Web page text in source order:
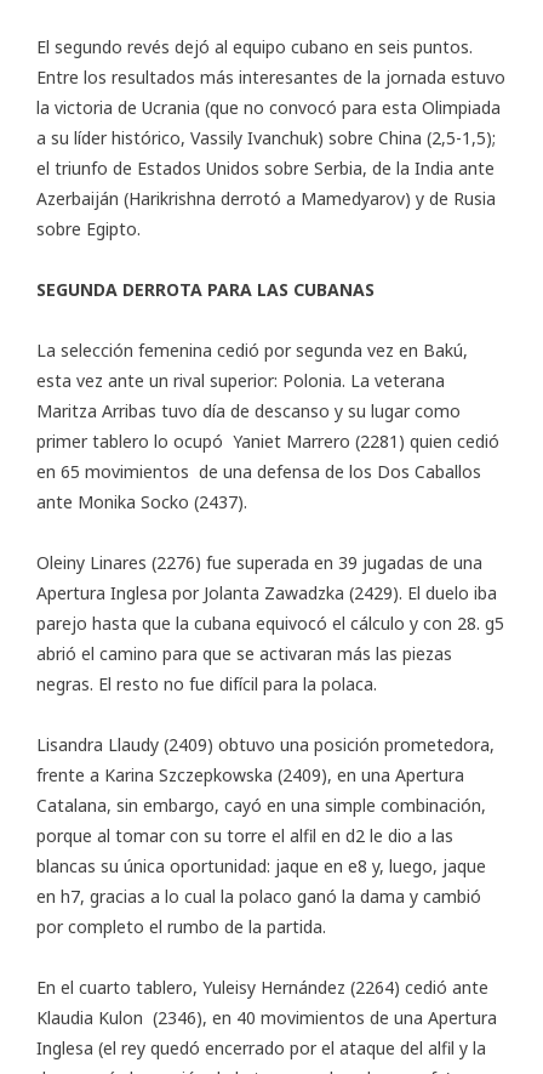
El segundo revés dejó al equipo cubano en seis puntos.
Entre los resultados más interesantes de la jornada estuvo
la victoria de Ucrania (que no convocó para esta Olimpiada
a su líder histórico, Vassily Ivanchuk) sobre China (2,5-1,5);
el triunfo de Estados Unidos sobre Serbia, de la India ante
Azerbaiján (Harikrishna derrotó a Mamedyarov) y de Rusia
sobre Egipto.
SEGUNDA DERROTA PARA LAS CUBANAS
La selección femenina cedió por segunda vez en Bakú,
esta vez ante un rival superior: Polonia. La veterana
Maritza Arribas tuvo día de descanso y su lugar como
primer tablero lo ocupó Yaniet Marrero (2281) quien cedió
en 65 movimientos de una defensa de los Dos Caballos
ante Monika Socko (2437).
Oleiny Linares (2276) fue superada en 39 jugadas de una
Apertura Inglesa por Jolanta Zawadzka (2429). El duelo iba
parejo hasta que la cubana equivocó el cálculo y con 28. g5
abrió el camino para que se activaran más las piezas
negras. El resto no fue difícil para la polaca.
Lisandra Llaudy (2409) obtuvo una posición prometedora,
frente a Karina Szczepkowska (2409), en una Apertura
Catalana, sin embargo, cayó en una simple combinación,
porque al tomar con su torre el alfil en d2 le dio a las
blancas su única oportunidad: jaque en e8 y, luego, jaque
en h7, gracias a lo cual la polaco ganó la dama y cambió
por completo el rumbo de la partida.
En el cuarto tablero, Yuleisy Hernández (2264) cedió ante
Klaudia Kulon (2346), en 40 movimientos de una Apertura
Inglesa (el rey quedó encerrado por el ataque del alfil y la